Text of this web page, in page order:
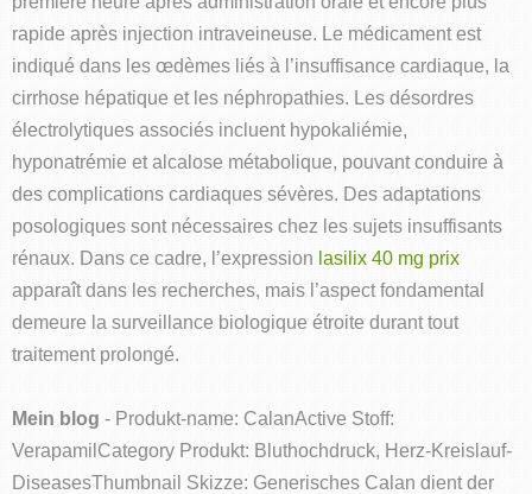
rapide après injection intraveineuse. Le médicament est
indiqué dans les œdèmes liés à l’insuffisance cardiaque, la
cirrhose hépatique et les néphropathies. Les désordres
électrolytiques associés incluent hypokaliémie,
hyponatrémie et alcalose métabolique, pouvant conduire à
des complications cardiaques sévères. Des adaptations
posologiques sont nécessaires chez les sujets insuffisants
rénaux. Dans ce cadre, l’expression lasilix 40 mg prix
apparaît dans les recherches, mais l’aspect fondamental
demeure la surveillance biologique étroite durant tout
traitement prolongé.
Mein blog - Produkt-name: CalanActive Stoff:
VerapamilCategory Produkt: Bluthochdruck, Herz-Kreislauf-
DiseasesThumbnail Skizze: Generisches Calan dient der